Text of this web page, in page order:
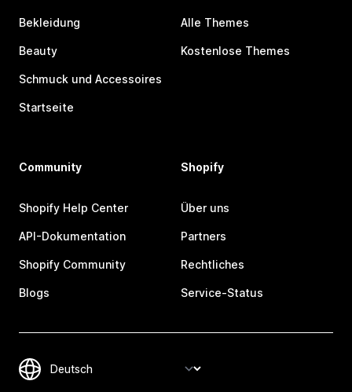
Bekleidung
Beauty
Schmuck und Accessoires
Startseite
Alle Themes
Kostenlose Themes
Community
Shopify Help Center
API-Dokumentation
Shopify Community
Blogs
Shopify
Über uns
Partners
Rechtliches
Service-Status